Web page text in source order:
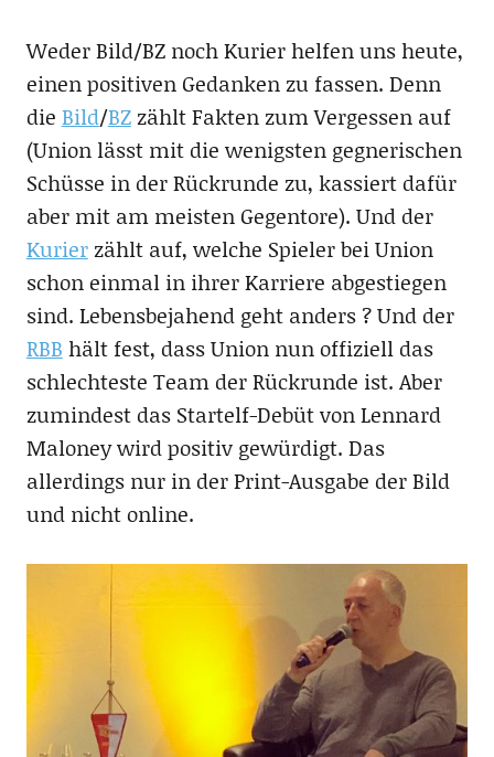
Weder Bild/BZ noch Kurier helfen uns heute,
einen positiven Gedanken zu fassen. Denn
die Bild/BZzählt Fakten zum Vergessen auf
(Union lässt mit die wenigsten gegnerischen
Schüsse in der Rückrunde zu, kassiert dafür
aber mit am meisten Gegentore). Und der
Kurierzählt auf, welche Spieler bei Union
schon einmal in ihrer Karriere abgestiegen
sind. Lebensbejahend geht anders ? Und der
RBB hält fest, dass Union nun offiziell das
schlechteste Team der Rückrunde ist. Aber
zumindest das Startelf-Debüt von Lennard
Maloney wird positiv gewürdigt. Das
allerdings nur in der Print-Ausgabe der Bild
und nicht online.